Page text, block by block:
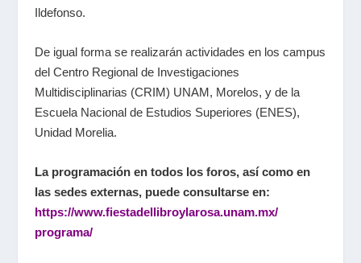
Ildefonso.
De igual forma se realizarán actividades en los campus
del Centro Regional de Investigaciones
Multidisciplinarias (CRIM) UNAM, Morelos, y de la
Escuela Nacional de Estudios Superiores (ENES),
Unidad Morelia.
La programación en todos los foros, así como en
las sedes externas, puede consultarse en:
https://www.fiestadellibroylarosa.unam.mx/
programa/